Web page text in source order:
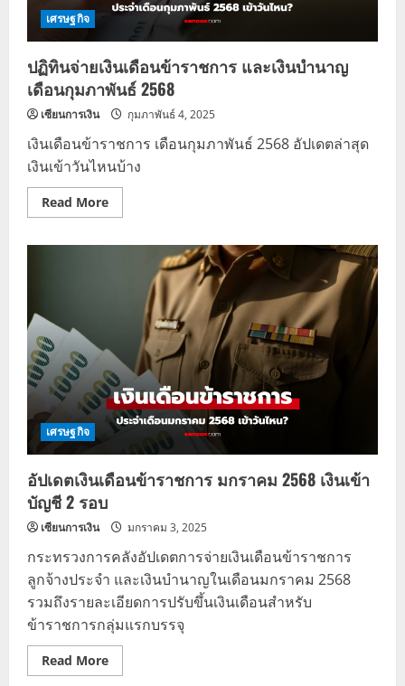
เศรษฐกิจ
ปฏิทินจ่ายเงินเดือนข้าราชการ และเงินบำนาญ
เดือนกุมภาพันธ์ 2568
เซียนการเงิน กุมภาพันธ์ 4, 2025
เงินเดือนข้าราชการ เดือนกุมภาพันธ์ 2568 อัปเดตล่าสุด
เงินเข้าวันไหนบ้าง
Read MoreRead
more
ข้าราชการ
บำนาญ
กุมภาพันธ์
2568
เศรษฐกิจ
อัปเดตเงินเดือนข้าราชการ มกราคม 2568 เงินเข้า
บัญชี 2 รอบ
เซียนการเงิน มกราคม 3, 2025
กระทรวงการคลังอัปเดตการจ่ายเงินเดือนข้าราชการ
ลูกจ้างประจำ และเงินบำนาญในเดือนมกราคม 2568
รวมถึงรายละเอียดการปรับขึ้นเงินเดือนสำหรับ
ข้าราชการกลุ่มแรกบรรจุ
Read MoreRead
more